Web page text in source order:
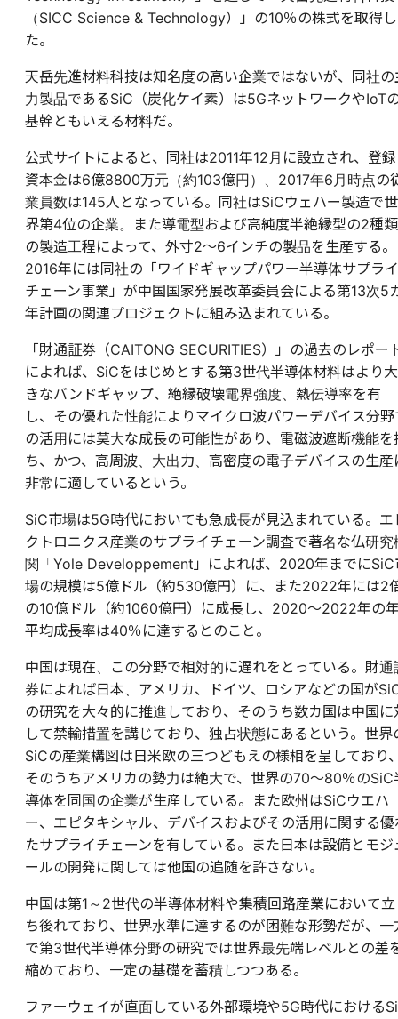
（SICC Science & Technology）」の10％の株式を取得し
た。
天岳先進材料科技は知名度の高い企業ではないが、同社の
力製品であるSiC（炭化ケイ素）は5GネットワークやIoT
基幹ともいえる材料だ。
公式サイトによると、同社は2011年12月に設立され、登録
資本金は6億8800万元（約103億円）、2017年6月時点の
業員数は145人となっている。同社はSiCウェハー製造で世
界第4位の企業。また導電型および高純度半絶縁型の2種類
の製造工程によって、外寸2～6インチの製品を生産する。
2016年には同社の「ワイドギャップパワー半導体サプライ
チェーン事業」が中国国家発展改革委員会による第13次5
年計画の関連プロジェクトに組み込まれている。
「財通証券（CAITONG SECURITIES）」の過去のレポー
によれば、SiCをはじめとする第3世代半導体材料はより大
きなバンドギャップ、絶縁破壊電界強度、熱伝導率を有
し、その優れた性能によりマイクロ波パワーデバイス分野
の活用には莫大な成長の可能性があり、電磁波遮断機能を
ち、かつ、高周波、大出力、高密度の電子デバイスの生産
非常に適しているという。
SiC市場は5G時代においても急成長が見込まれている。エ
クトロニクス産業のサプライチェーン調査で著名な仏研究
関「Yole Developpement」によれば、2020年までにSiC
場の規模は5億ドル（約530億円）に、また2022年には2
の10億ドル（約1060億円）に成長し、2020～2022年の
平均成長率は40％に達するとのこと。
中国は現在、この分野で相対的に遅れをとっている。財通
券によれば日本、アメリカ、ドイツ、ロシアなどの国が
の研究を大々的に推進しており、そのうち数カ国は中国に
して禁輸措置を講じており、独占状態にあるという。世界
SiCの産業構図は日米欧の三つどもえの様相を呈しており
そのうちアメリカの勢力は絶大で、世界の70～80％のSiC
導体を同国の企業が生産している。また欧州はSiCウエハ
ー、エピタキシャル、デバイスおよびその活用に関する優
たサプライチェーンを有している。また日本は設備とモジ
ールの開発に関しては他国の追随を許さない。
中国は第1～2世代の半導体材料や集積回路産業において立
ち後れており、世界水準に達するのが困難な形勢だが、一
で第3世代半導体分野の研究では世界最先端レベルとの差
縮めており、一定の基礎を蓄積しつつある。
ファーウェイが直面している外部環境や5G時代における